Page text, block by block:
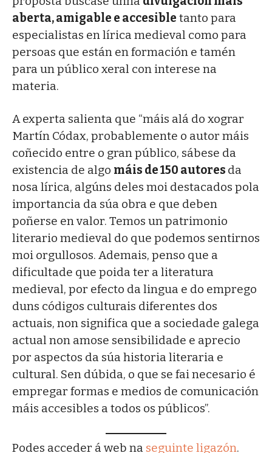
aberta, amigable e accesible tanto para
especialistas en lírica medieval como para
persoas que están en formación e tamén
para un público xeral con interese na
materia.
A experta salienta que “máis alá do xograr
Martín Códax, probablemente o autor máis
coñecido entre o gran público, sábese da
existencia de algo máis de 150 autores da
nosa lírica, algúns deles moi destacados pola
importancia da súa obra e que deben
poñerse en valor. Temos un patrimonio
literario medieval do que podemos sentirnos
moi orgullosos. Ademais, penso que a
dificultade que poida ter a literatura
medieval, por efecto da lingua e do emprego
duns códigos culturais diferentes dos
actuais, non significa que a sociedade galega
actual non amose sensibilidade e aprecio
por aspectos da súa historia literaria e
cultural. Sen dúbida, o que se fai necesario é
empregar formas e medios de comunicación
máis accesibles a todos os públicos”.
Podes acceder á web na seguinte ligazón.